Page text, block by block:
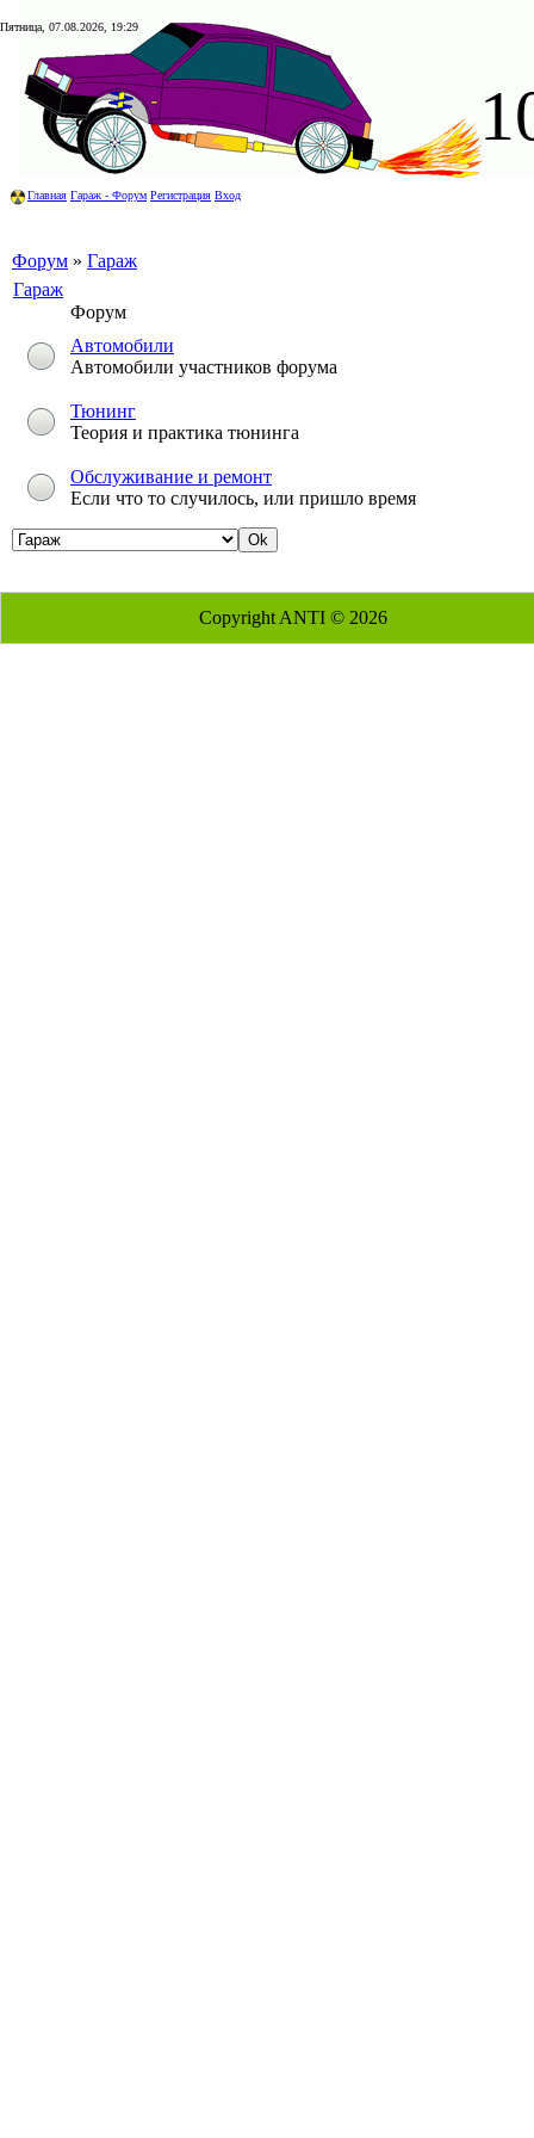
Пятница, 07.08.2026, 19:29
Главная Гараж - Форум Регистрация Вход
Форум » Гараж
Гараж
Форум
Автомобили
Автомобили участников форума
Тюнинг
Теория и практика тюнинга
Обслуживание и ремонт
Если что то случилось, или пришло время
Copyright ANTI © 2026